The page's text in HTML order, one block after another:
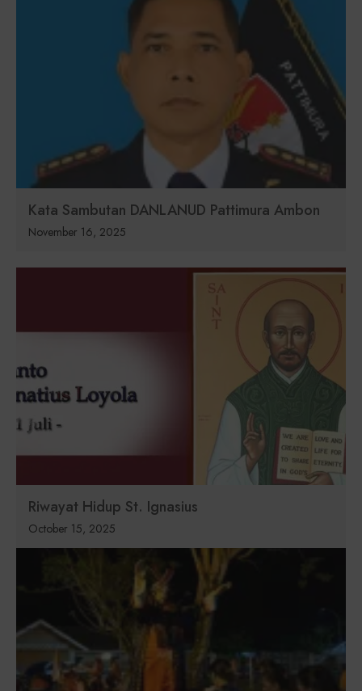
Kata Sambutan DANLANUD Pattimura Ambon
November 16, 2025
Riwayat Hidup St. Ignasius
October 15, 2025